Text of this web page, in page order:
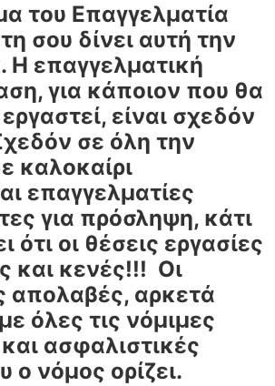
του Επαγγελματία
σου δίνει αυτή την
Η επαγγελματική
για κάποιον που θα
είναι σχεδόν
σε όλη την
καλοκαίρι
επαγγελματίες
για πρόσληψη, κάτι
ότι οι θέσεις εργασίες
και κενές!!! Οι
απολαβές, αρκετά
όλες τις νόμιμες
ασφαλιστικές
ο νόμος ορίζει.